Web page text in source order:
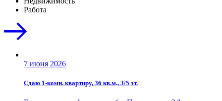
Работа
7 июня 2026
Сдаю 1-комн. квартиру, 36 кв.м., 3/5 эт.